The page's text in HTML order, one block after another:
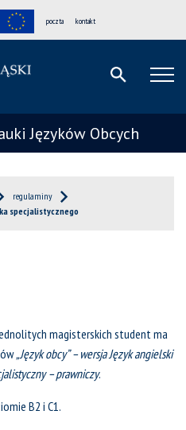
poczta kontakt
Języków Obcych
regulaminy
specjalistycznego
magisterskich student ma
„Język obcy” – wersja Język angielski
– prawniczy.
B2 i C1.